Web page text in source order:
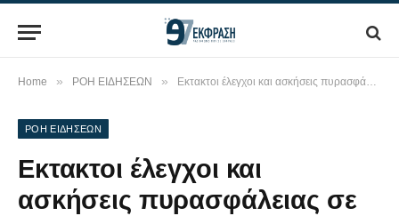
Home » ΡΟΗ ΕΙΔΗΣΕΩΝ » Εκτακτοι έλεγχοι και ασκήσεις πυρασφάλειας σε στρατόπεδα -Σήμερα ο Χαρδαλιάς σε Κομοτηνή, Θεσσαλονίκη και Λάρισα
ΡΟΗ ΕΙΔΗΣΕΩΝ
Εκτακτοι έλεγχοι και
ασκήσεις πυρασφάλειας σε